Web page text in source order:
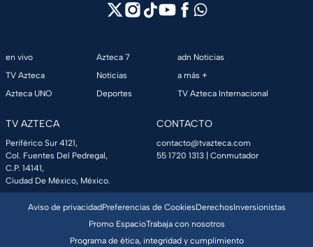
en vivo
TV Azteca
Azteca UNO
Azteca 7
Noticias
Deportes
adn Noticias
a más +
TV Azteca Internacional
TV AZTECA
Periférico Sur 4121,
Col. Fuentes Del Pedregal,
C.P. 14141,
Ciudad De México, México.
CONTACTO
contacto@tvazteca.com
55 1720 1313 | Conmutador
Aviso de privacidadPreferencias de CookiesDerechosInversionistas
Promo EspacioTrabaja con nosotros
Programa de ética, integridad y cumplimiento